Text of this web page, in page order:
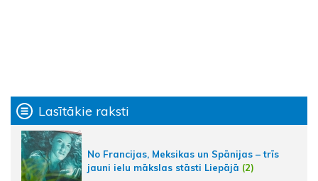
Lasītākie raksti
No Francijas, Meksikas un Spānijas – trīs
jauni ielu mākslas stāsti Liepājā (2)